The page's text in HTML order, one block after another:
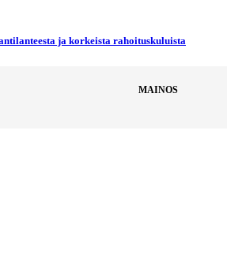
ja korkeista rahoituskuluista
MAINOS